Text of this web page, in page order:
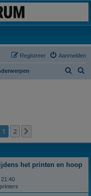
Aanmelden
Registreer
1 2
het printen en hoop